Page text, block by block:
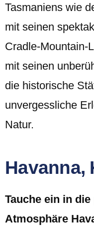
Tasmaniens wie
mit seinen
Cradle-Mountain-
mit seinen
die historische
unvergessliche
Natur.
Havanna,
Tauche ein in
Atmosphäre